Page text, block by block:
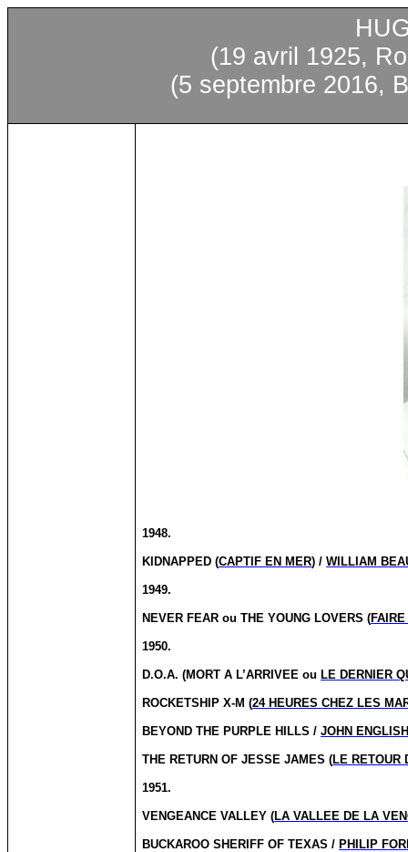
(19 avril 1925,
(5 septembre 2016,
1948.
KIDNAPPED (CAPTIF EN MER) /WILLIAM
1949.
NEVER FEAR ou THE YOUNG LOVERS (
1950.
D.O.A. (MORT A L’ARRIVEE ou LE DERNIER
ROCKETSHIP X-M (24 HEURES CHEZ LES
BEYOND THE PURPLE HILLS /JOHN
THE RETURN OF JESSE JAMES (LE RETOUR
1951.
VENGEANCE VALLEY (LA VALLEE DE LA
BUCKAROO SHERIFF OF TEXAS / PHILIP